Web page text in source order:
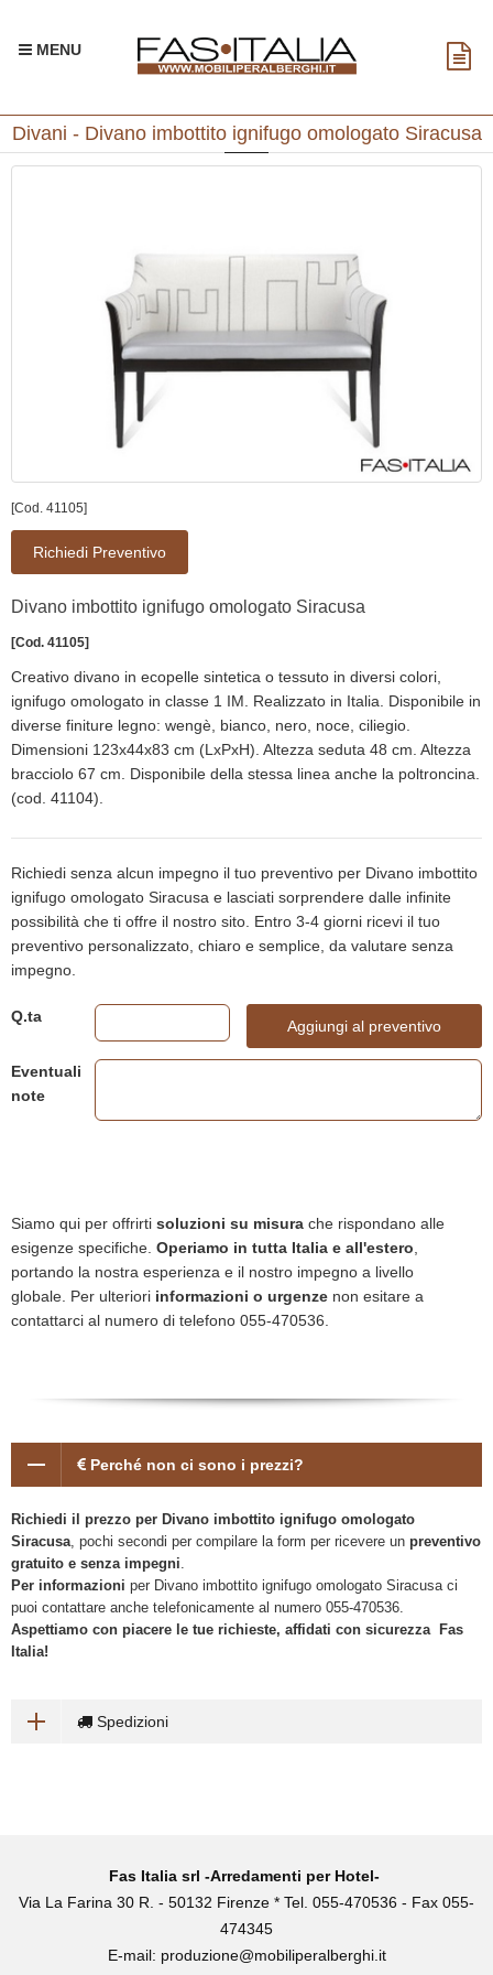
MENU
Divani - Divano imbottito ignifugo omologato Siracusa
[Cod. 41105]
Richiedi Preventivo
Divano imbottito ignifugo omologato Siracusa
[Cod. 41105]
Creativo divano in ecopelle sintetica o tessuto in diversi colori,
ignifugo omologato in classe 1 IM. Realizzato in Italia. Disponibile in
diverse finiture legno: wengè, bianco, nero, noce, ciliegio.
Dimensioni 123x44x83 cm (LxPxH). Altezza seduta 48 cm. Altezza
bracciolo 67 cm. Disponibile della stessa linea anche la poltroncina.
(cod. 41104).
Richiedi senza alcun impegno il tuo preventivo per Divano imbottito
ignifugo omologato Siracusa e lasciati sorprendere dalle infinite
possibilità che ti offre il nostro sito. Entro 3-4 giorni ricevi il tuo
preventivo personalizzato, chiaro e semplice, da valutare senza
impegno.
Q.ta
Aggiungi al preventivo
Eventuali
note
Siamo qui per offrirti soluzioni su misura che rispondano alle
esigenze specifiche. Operiamo in tutta Italia e all'estero,
portando la nostra esperienza e il nostro impegno a livello
globale. Per ulteriori informazioni o urgenze non esitare a
contattarci al numero di telefono 055-470536.
Perché non ci sono i prezzi?
Richiedi il prezzo per Divano imbottito ignifugo omologato
Siracusa, pochi secondi per compilare la form per ricevere un preventivo
gratuito e senza impegni.
Per informazioni per Divano imbottito ignifugo omologato Siracusa ci
puoi contattare anche telefonicamente al numero 055-470536.
Aspettiamo con piacere le tue richieste, affidati con sicurezza Fas
Italia!
Spedizioni
Fas Italia srl -Arredamenti per Hotel-
Via La Farina 30 R. - 50132 Firenze * Tel. 055-470536 - Fax 055-
474345
E-mail: produzione@mobiliperalberghi.it